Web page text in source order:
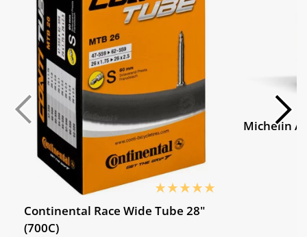
Continental Race Wide Tube 28"
(700C)
Michelin